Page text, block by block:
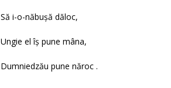
Să i-o-năbuşă dăloc,
Ungie el îş pune mâna,
Dumniedzău pune năroc .